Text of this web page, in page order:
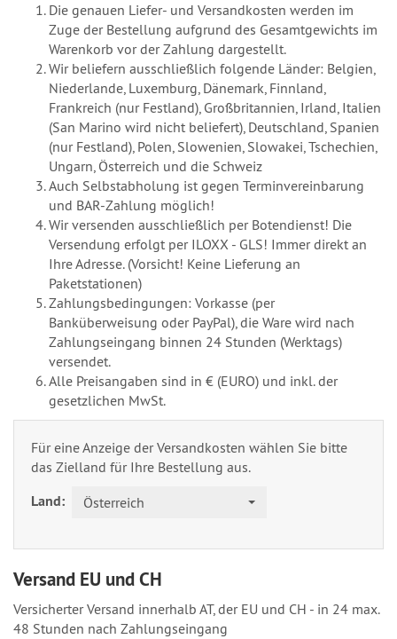
Die genauen Liefer- und Versandkosten werden im
Zuge der Bestellung aufgrund des Gesamtgewichts im
Warenkorb vor der Zahlung dargestellt.
Wir beliefern ausschließlich folgende Länder: Belgien,
Niederlande, Luxemburg, Dänemark, Finnland,
Frankreich (nur Festland), Großbritannien, Irland, Italien
(San Marino wird nicht beliefert), Deutschland, Spanien
(nur Festland), Polen, Slowenien, Slowakei, Tschechien,
Ungarn, Österreich und die Schweiz
Auch Selbstabholung ist gegen Terminvereinbarung
und BAR-Zahlung möglich!
Wir versenden ausschließlich per Botendienst! Die
Versendung erfolgt per ILOXX - GLS! Immer direkt an
Ihre Adresse. (Vorsicht! Keine Lieferung an
Paketstationen)
Zahlungsbedingungen: Vorkasse (per
Banküberweisung oder PayPal), die Ware wird nach
Zahlungseingang binnen 24 Stunden (Werktags)
versendet.
Alle Preisangaben sind in € (EURO) und inkl. der
gesetzlichen MwSt.
Für eine Anzeige der Versandkosten wählen Sie bitte
das Zielland für Ihre Bestellung aus.
Land: Österreich
Versand EU und CH
Versicherter Versand innerhalb AT, der EU und CH - in 24 max.
48 Stunden nach Zahlungseingang